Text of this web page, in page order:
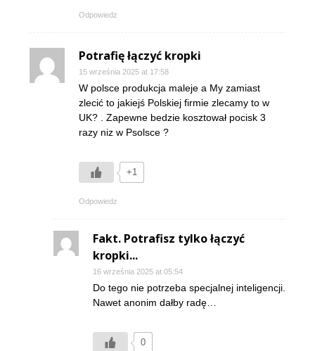
Odpowiedz
Potrafię łączyć kropki
15 września 2025 at 17:58
W polsce produkcja maleje a My zamiast
zlecić to jakiejś Polskiej firmie zlecamy to w
UK? . Zapewne bedzie kosztował pocisk 3
razy niz w Psolsce ?
+1
Odpowiedz
Fakt. Potrafisz tylko łączyć
kropki...
16 września 2025 at 05:54
Do tego nie potrzeba specjalnej inteligencji.
Nawet anonim dałby radę…
0